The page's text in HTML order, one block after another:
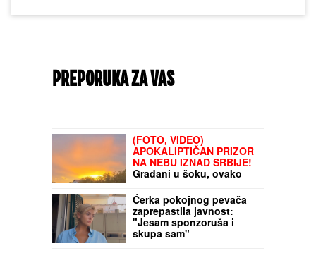
PREPORUKA ZA VAS
DNEVNI HOROSKOP ZA SUBOTU, 8.
AVGUST: Biku stiže novac, Devica upoznaje
nekoga preko posla, Ribe rešavaju
finansijska pitanja